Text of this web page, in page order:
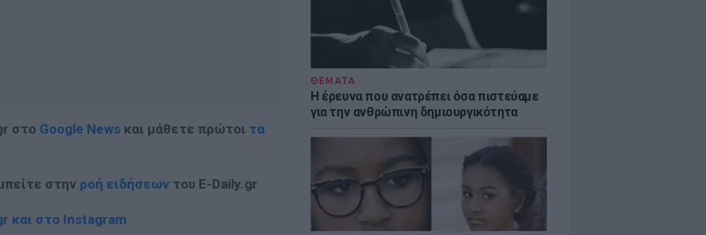
ΘΕΜΑΤΑ
Η έρευνα που ανατρέπει όσα πιστεύαμε
για την ανθρώπινη δημιουργικότητα
στο Google News και μάθετε πρώτοι τα
στην ροή ειδήσεων του E-Daily.gr
και στο Instagram